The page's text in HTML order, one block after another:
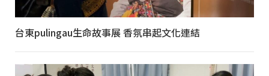
台東pulingau生命故事展 香氛串起文化連結